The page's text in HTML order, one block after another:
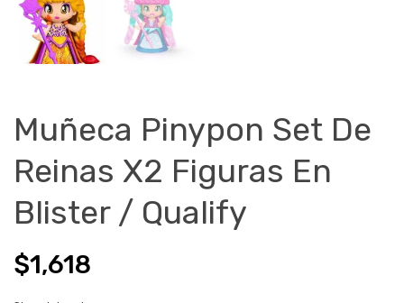
Muñeca Pinypon Set De
Reinas X2 Figuras En
Blister / Qualify
$1,618